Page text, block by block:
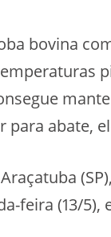
bovina
para abate,
feira (13/